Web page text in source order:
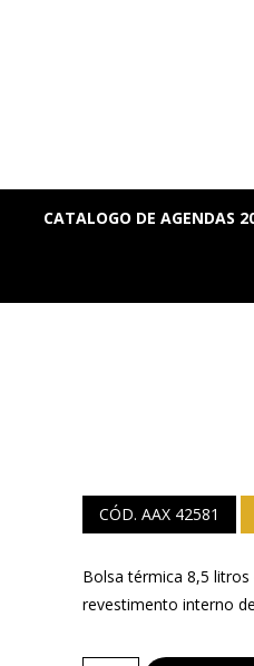
CATALOGO DE AGENDAS
CÓD. AAX 42581
Bolsa térmica 8,5
revestimento interno